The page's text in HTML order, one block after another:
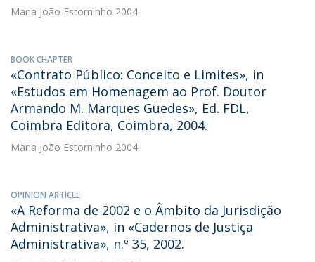
Maria João Estorninho 2004.
BOOK CHAPTER
«Contrato Público: Conceito e Limites», in
«Estudos em Homenagem ao Prof. Doutor
Armando M. Marques Guedes», Ed. FDL,
Coimbra Editora, Coimbra, 2004.
Maria João Estorninho 2004.
OPINION ARTICLE
«A Reforma de 2002 e o Âmbito da Jurisdição
Administrativa», in «Cadernos de Justiça
Administrativa», n.º 35, 2002.